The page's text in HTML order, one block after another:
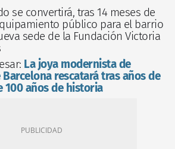
se convertirá, tras 14 meses de
público para el barrio
sede de la Fundación Victoria
La joya modernista de
Barcelona rescatará tras años de
100 años de historia